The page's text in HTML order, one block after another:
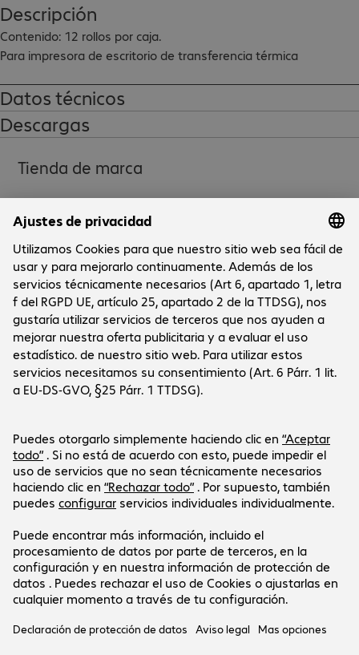
Descripción
Contenido: 12 rollos por caja.
Para impresora de escritorio de transferencia térmica
Datos técnicos
Descargas
Tienda de marca
Sobre la empresa
La empresa
Oficinas de Bechtle
Prensa
Relación con inversores
Certificados
Servicio al cliente
Centro de ayuda
Canal de denuncias
Newsletter
Social Media
LinkedIn
empresas y entidades públicas.
Los precios se expresan en euros sin incluir el IVA
vigente.
Aviso legal Declaración de protección de datos